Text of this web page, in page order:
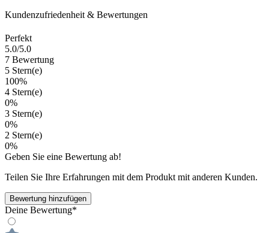
Kundenzufriedenheit & Bewertungen
Perfekt
5.0/5.0
7 Bewertung
5 Stern(e)
100%
4 Stern(e)
0%
3 Stern(e)
0%
2 Stern(e)
0%
Geben Sie eine Bewertung ab!
Teilen Sie Ihre Erfahrungen mit dem Produkt mit anderen Kunden.
Bewertung hinzufügen
Deine Bewertung*